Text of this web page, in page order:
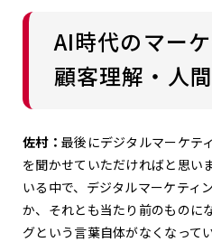
AI時代のマー
顧客理解・人
佐村： 最後にデジタルマーケテ
を聞かせていただければと思い
いる中で、デジタルマーケティ
か、それとも当たり前のものに
グという言葉自体がなくなって